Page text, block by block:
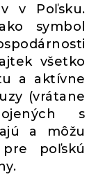
v Poľsku.
symbol
všetko
a aktívne
(vrátane
s
a môžu
poľskú